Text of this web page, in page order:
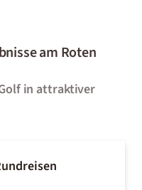
am Roten
in attraktiver